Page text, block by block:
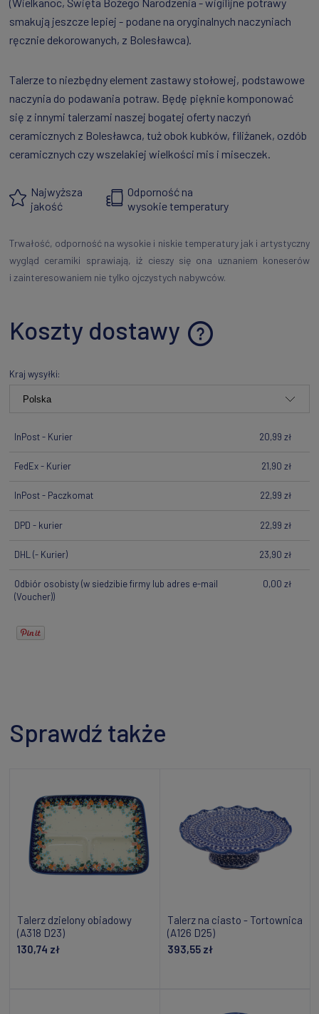
smakują jeszcze lepiej - podane na oryginalnych naczyniach
ręcznie dekorowanych, z Bolesławca).
Talerze to niezbędny element zastawy stołowej, podstawowe
naczynia do podawania potraw. Będę pięknie komponować
się z innymi talerzami naszej bogatej oferty naczyń
ceramicznych z Bolesławca, tuż obok kubków, filiżanek, ozdób
ceramicznych czy wszelakiej wielkości mis i miseczek.
Najwyższa
jakość
Odporność na
wysokie temperatury
Trwałość, odporność na wysokie i niskie temperatury jak i artystyczny
wygląd ceramiki sprawiają, iż cieszy się ona uznaniem koneserów
i zainteresowaniem nie tylko ojczystych nabywców.
Koszty dostawy
Cena nie zawiera ewentualnych kosztów płatności
Kraj wysyłki:
InPost - Kurier 20,99 zł
FedEx - Kurier 21,90 zł
InPost - Paczkomat 22,99 zł
DPD - kurier 22,99 zł
DHL (- Kurier) 23,90 zł
Odbiór osobisty(w siedzibie firmy lub adres e-mail
(Voucher))
0,00 zł
Sprawdź także
Talerz dzielony obiadowy
(A318 D23)
130,74 zł
Talerz na ciasto - Tortownica
(A126 D25)
393,55 zł